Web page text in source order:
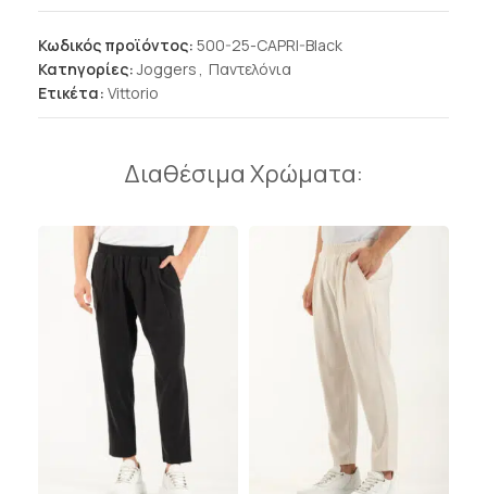
Κωδικός προϊόντος: 500-25-CAPRI-Black
Κατηγορίες: Joggers , Παντελόνια
Ετικέτα: Vittorio
Διαθέσιμα Χρώματα: